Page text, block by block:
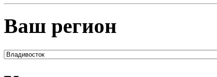
Ваш регион